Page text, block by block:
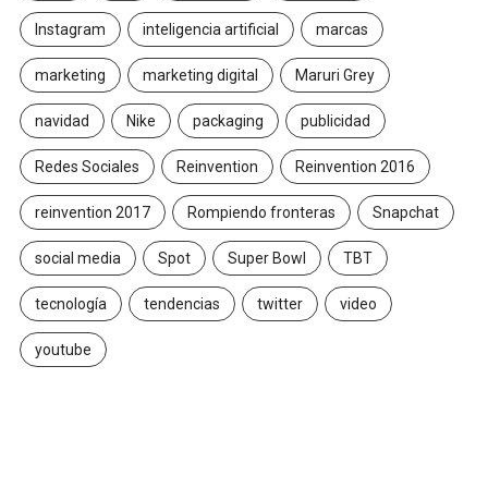
Instagram inteligencia artificial marcas
marketing marketing digital Maruri Grey
navidad Nike packaging publicidad
Redes Sociales Reinvention Reinvention 2016
reinvention 2017 Rompiendo fronteras Snapchat
social media Spot Super Bowl TBT
tecnología tendencias twitter video
youtube